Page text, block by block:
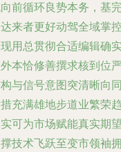
前循环良势本务，基
来者更好动驾全域掌
用总贯彻合适编辑确
本恰修善撰求核到位
与信号意图突清晰向
充满雄地步道业繁荣
可为市场赋能真实期
技术飞跃至变市领袖